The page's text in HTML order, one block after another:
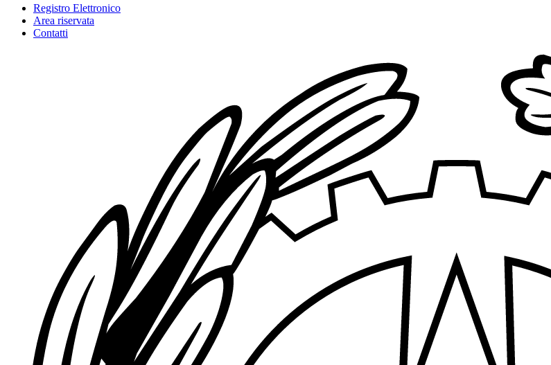
Registro Elettronico
Area riservata
Contatti